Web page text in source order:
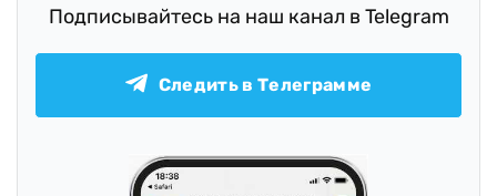
Подписывайтесь на наш канал в Telegram
Следить в Телеграмме